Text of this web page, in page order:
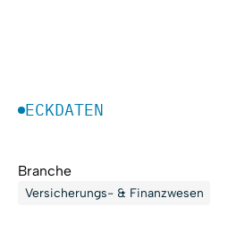
ECKDATEN
Branche
Versicherungs- & Finanzwesen